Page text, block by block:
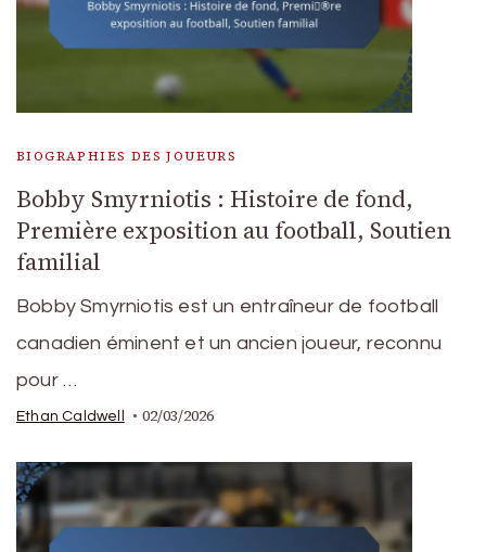
BIOGRAPHIES DES JOUEURS
Bobby Smyrniotis : Histoire de fond,
Première exposition au football, Soutien
familial
Bobby Smyrniotis est un entraîneur de football
canadien éminent et un ancien joueur, reconnu
pour …
Ethan Caldwell 02/03/2026